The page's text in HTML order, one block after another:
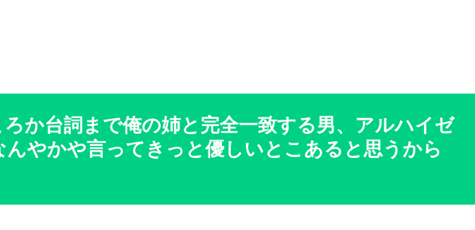
か台詞まで俺の姉と完全一致する男、アルハイゼ
んやかや言ってきっと優しいとこあると思うから